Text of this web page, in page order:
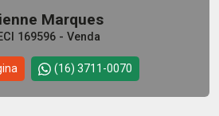
Marques
169596 - Venda
(16) 3711-0070